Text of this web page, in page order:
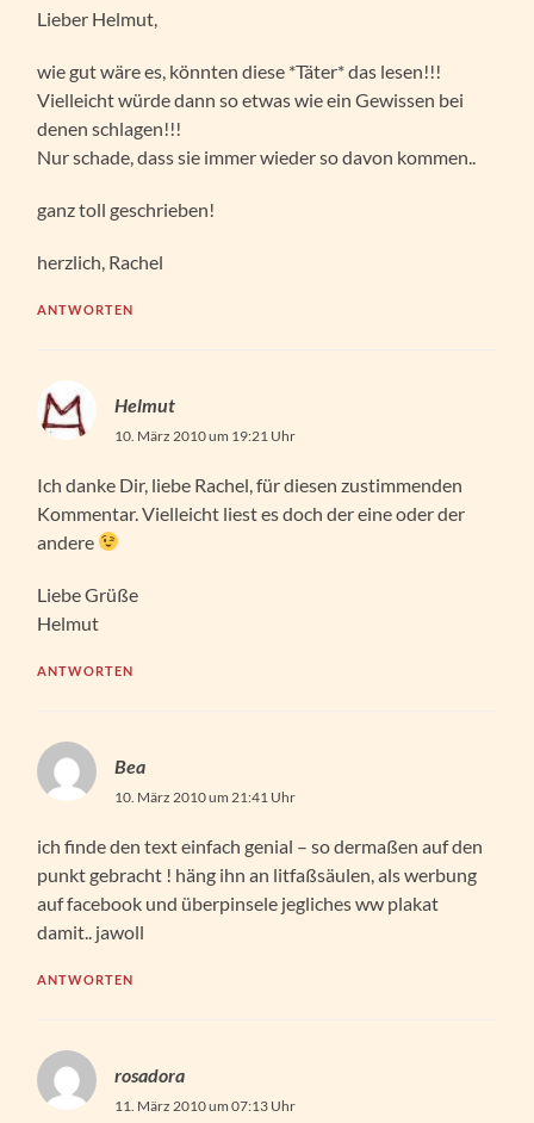
Lieber Helmut,
wie gut wäre es, könnten diese *Täter* das lesen!!!
Vielleicht würde dann so etwas wie ein Gewissen bei
denen schlagen!!!
Nur schade, dass sie immer wieder so davon kommen..
ganz toll geschrieben!
herzlich, Rachel
ANTWORTEN
Helmut
10. März 2010 um 19:21 Uhr
Ich danke Dir, liebe Rachel, für diesen zustimmenden
Kommentar. Vielleicht liest es doch der eine oder der
andere
Liebe Grüße
Helmut
ANTWORTEN
Bea
10. März 2010 um 21:41 Uhr
ich finde den text einfach genial – so dermaßen auf den
punkt gebracht ! häng ihn an litfaßsäulen, als werbung
auf facebook und überpinsele jegliches ww plakat
damit.. jawoll
ANTWORTEN
rosadora
11. März 2010 um 07:13 Uhr